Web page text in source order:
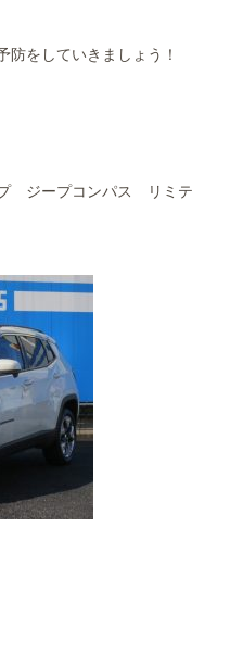
防をしていきましょう！
ジープコンパス リミテ